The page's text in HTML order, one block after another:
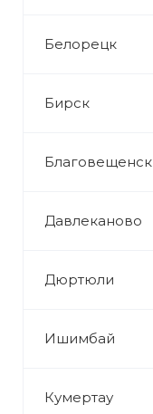
Белорецк
Бирск
Благовещенск
Давлеканово
Дюртюли
Ишимбай
Кумертау